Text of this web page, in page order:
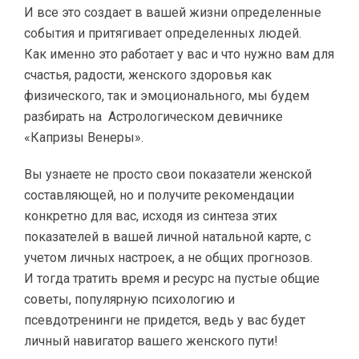
И все это создает в вашей жизни определенные
события и притягивает определенных людей.
Как именно это работает у вас и что нужно вам для
счастья, радости, женского здоровья как
физического, так и эмоционального, мы будем
разбирать на Астрологическом девичнике
«Капризы Венеры».
Вы узнаете не просто свои показатели женской
составляющей, но и получите рекомендации
конкретно для вас, исходя из синтеза этих
показателей в вашей личной натальной карте, с
учетом личных настроек, а не общих прогнозов.
И тогда тратить время и ресурс на пустые общие
советы, популярную психологию и
псевдотренинги не придется, ведь у вас будет
личный навигатор вашего женского пути!